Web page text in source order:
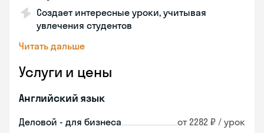
Создает интересные уроки, учитывая
увлечения студентов
Читать дальше
Услуги и цены
Английский язык
Деловой - для бизнеса от 2282 ₽ / урок